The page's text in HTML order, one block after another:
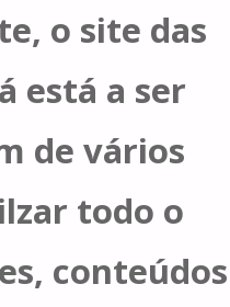
o site das
está a ser
de vários
todo o
conteúdos